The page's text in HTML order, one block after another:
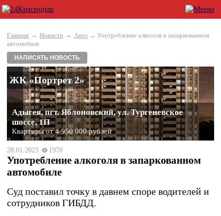
Главная → Новости → Авто → Употребление алкоголя в запаркованном
автомобиле
НАПИСАТЬ НОВОСТЬ
ЖК «Портрет 2»
Адыгея, пгт. Яблоновский, ул. Тургеневское
шоссе, 1П
Квартиры от 4 950 000 рублей
28.01.2023 1970
Употребление алкоголя в запаркованном
автомобиле
Суд поставил точку в давнем споре водителей и
сотрудников ГИБДД.